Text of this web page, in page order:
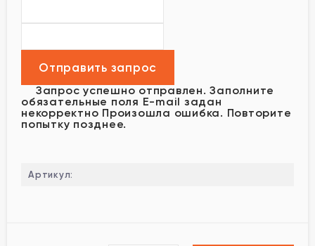
Запрос успешно отправлен. Заполните
обязательные поля E-mail задан
некорректно Произошла ошибка. Повторите
попытку позднее.
Артикул: